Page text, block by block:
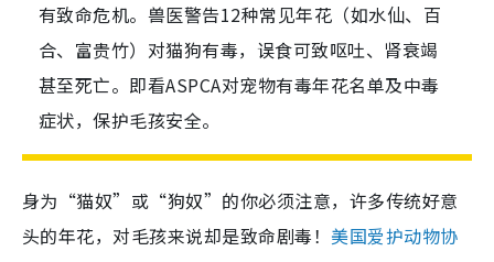
有致命危机。兽医警告12种常见年花（如水仙、百
合、富贵竹）对猫狗有毒，误食可致呕吐、肾衰竭
甚至死亡。即看ASPCA对宠物有毒年花名单及中毒
症状，保护毛孩安全。
身为“猫奴”或“狗奴”的你必须注意，许多传统好意
头的年花，对毛孩来说却是致命剧毒！ 美国爱护动物协